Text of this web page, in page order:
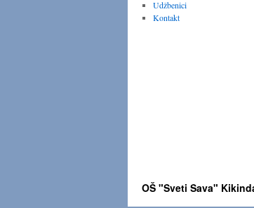
Udžbenici
Kontakt
OŠ "Sveti Sava"